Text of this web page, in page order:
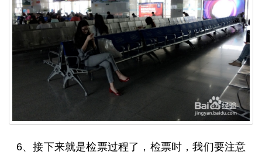
6、接下来就是检票过程了，检票时，我们要注意